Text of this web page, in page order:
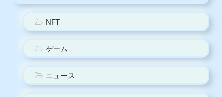
NFT
ゲーム
ニュース